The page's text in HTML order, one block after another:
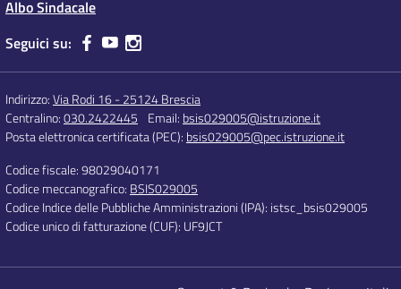
Albo Sindacale
Seguici su:
Indirizzo:Via Rodi 16 - 25124 Brescia
Centralino:030.2422445 Email: bsis029005@istruzione.it
Posta elettronica certificata (PEC): bsis029005@pec.istruzione.it
Codice fiscale: 98029040171
Codice meccanografico: BSIS029005
Codice Indice delle Pubbliche Amministrazioni (IPA): istsc_bsis029005
Codice unico di fatturazione (CUF): UF9JCT